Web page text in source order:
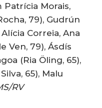
Patrícia Morais,
79), Gudrún
Correia, Ana
Ven, 79), Ásdís
(Ria Öling, 65),
65), Malu
RV